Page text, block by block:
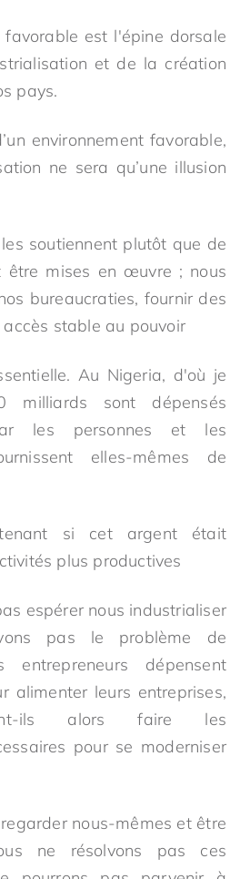
favorable est l'épine dorsale
et de la création
pays.
environnement favorable,
ne sera qu’une illusion
soutiennent plutôt que de
être mises en œuvre ; nous
bureaucraties, fournir des
stable au pouvoir
Au Nigeria, d'où je
milliards sont dépensés
les personnes et les
elles-mêmes de
si cet argent était
plus productives
espérer nous industrialiser
pas le problème de
dépensent
alimenter leurs entreprises,
ils alors faire les
pour se moderniser
nous-mêmes et être
ne résolvons pas ces